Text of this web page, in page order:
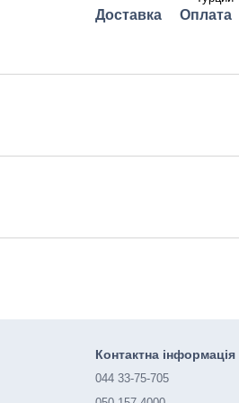
Доставка Оплата
Контактна інформація
044 33-75-705